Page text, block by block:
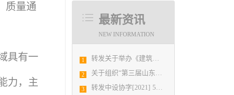
最新资讯
NEW INFORMATION
1 转发关于举办《建筑电气与智能化通用规范》 GB55024-2022公益宣贯的通知
2 关于组织“第三届山东省城市建设博览会”集中观展活动的通知
3 转发中设协字[2021] 52号关于印发《工程勘察、建筑设计行业和市政公用工程优秀勘察设计奖评选办法》的通知
质量通
具有一
力，主